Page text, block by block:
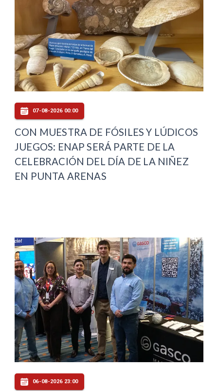
07-08-2026 00:00
CON MUESTRA DE FÓSILES Y LÚDICOS
JUEGOS: ENAP SERÁ PARTE DE LA
CELEBRACIÓN DEL DÍA DE LA NIÑEZ
EN PUNTA ARENAS
06-08-2026 23:00